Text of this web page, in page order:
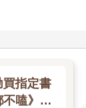
指定書
嗑》文